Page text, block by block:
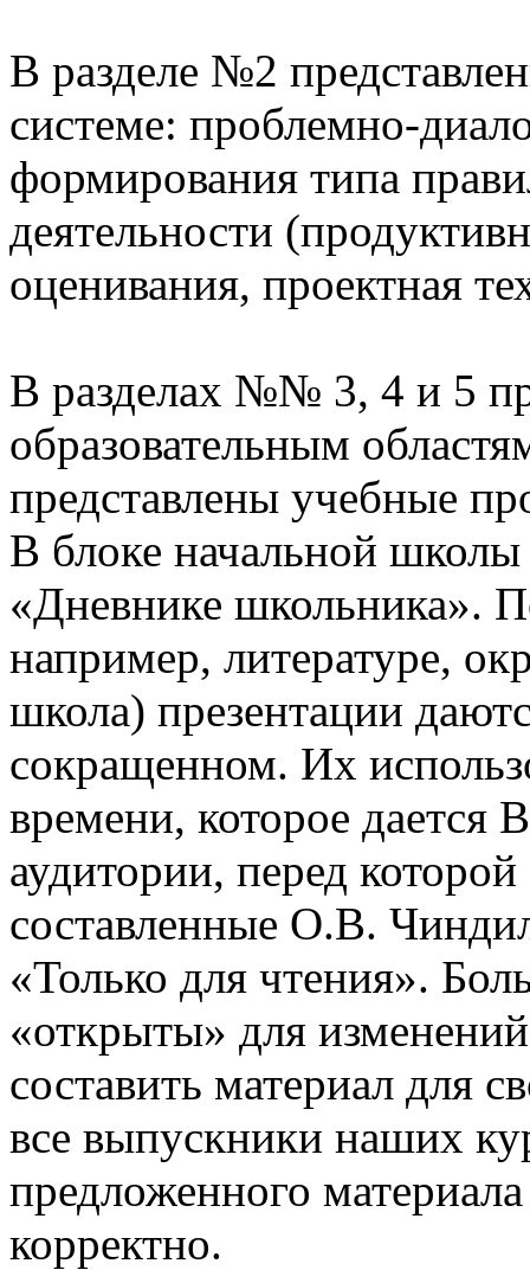
В разделе №2
системе: проблемно-
формирования типа
деятельности
оценивания, проектная
В разделах №№ 3, 4 и 5
образовательным
представлены учебные
В блоке начальной
«Дневнике школьника».
например, литературе,
школа) презентации
сокращенном. Их
времени, которое дается
аудитории, перед
составленные О.В.
«Только для чтения».
«открыты» для
составить материал для
все выпускники наших
предложенного
корректно.